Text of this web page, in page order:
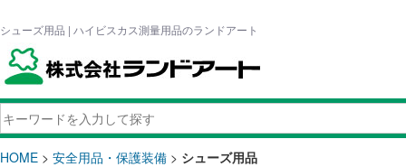
シューズ用品 | ハイビスカス測量用品のランドアート
HOME > 安全用品・保護装備 > シューズ用品